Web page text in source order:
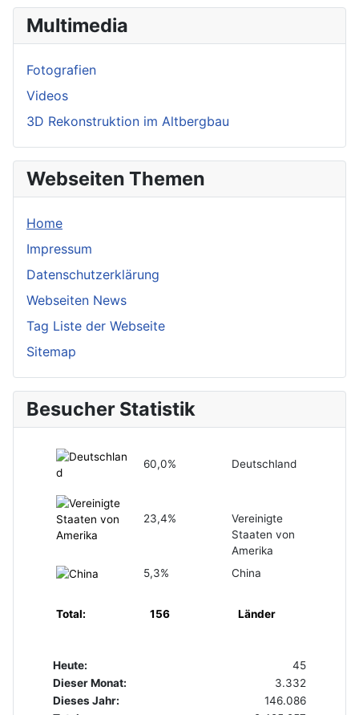
Multimedia
Fotografien
Videos
3D Rekonstruktion im Altbergbau
Webseiten Themen
Home
Impressum
Datenschutzerklärung
Webseiten News
Tag Liste der Webseite
Sitemap
Besucher Statistik
60,0% Deutschland
23,4%
Vereinigte
Staaten von
Amerika
5,3%
China
Total: 156 Länder
Heute:
45
Dieser Monat:
3.332
Dieses Jahr:
146.086